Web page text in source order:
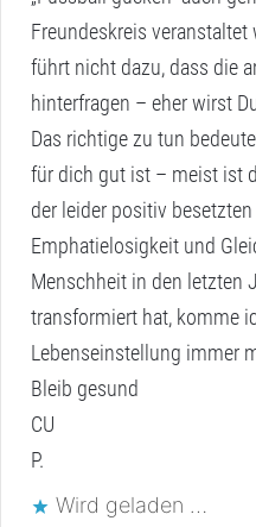
Freundeskreis
führt nicht dazu, dass die
hinterfragen – eher wirst
Das richtige zu tun
für dich gut ist – meist ist
der leider positiv besetzten
Emphatielosigkeit und
Menschheit in den letzten
transformiert hat, komme
Lebenseinstellung immer
Bleib gesund
CU
P.
Wird geladen …